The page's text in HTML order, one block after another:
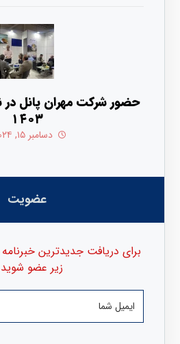
حضور شرکت مهران پانل در
۱۴۰۳
دسامبر ۱۵, ۲۰۲۴
عضویت
برای دریافت جدیدترین
زیر عضو